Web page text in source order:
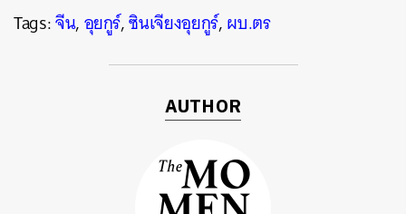
Tags:จีน,อุยกูร์,ซินเจียงอุยกูร์,ผบ.ตร
AUTHOR